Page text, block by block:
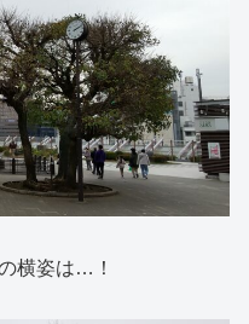
横姿は…！